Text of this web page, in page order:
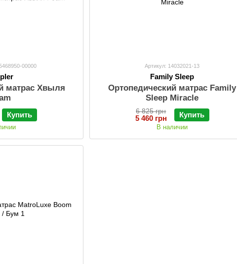
00000
матрас Хвыля
Купить
Артикул: 14032021-13
Family Sleep
Ортопедический матрас Family
Sleep Miracle
6 825 грн
5 460 грн Купить
В наличии